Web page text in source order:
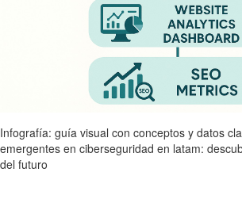
Infografía: guía visual con conceptos y datos
emergentes en ciberseguridad en latam:
del futuro